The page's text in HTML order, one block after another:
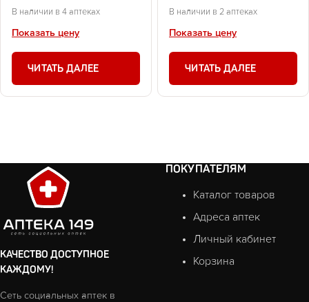
В наличии в 4 аптеках
Показать цену
ЧИТАТЬ ДАЛЕЕ
В наличии в 2 аптеках
Показать цену
ЧИТАТЬ ДАЛЕЕ
КАЧЕСТВО ДОСТУПНОЕ
КАЖДОМУ!
Сеть социальных аптек в
ПОКУПАТЕЛЯМ
Каталог товаров
Адреса аптек
Личный кабинет
Корзина